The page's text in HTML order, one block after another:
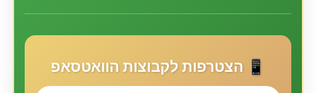
📱 הצטרפות לקבוצות הוואטסאפ